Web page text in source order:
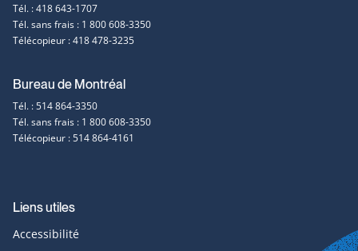
et
contact
Tél. : 418 643-1707
Tél. sans frais : 1 800 608-3350
Télécopieur : 418 478-3235
Bureau de Montréal
Tél. : 514 864-3350
Tél. sans frais : 1 800 608-3350
Télécopieur : 514 864-4161
Liens utiles
Accessibilité